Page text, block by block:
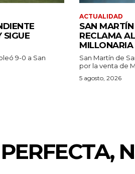
SIGUE
9-0 a San
ACTUALIDAD
SAN
RECLAMA
MILLONARIA
San Martín de
por la venta de
5 agosto, 2026